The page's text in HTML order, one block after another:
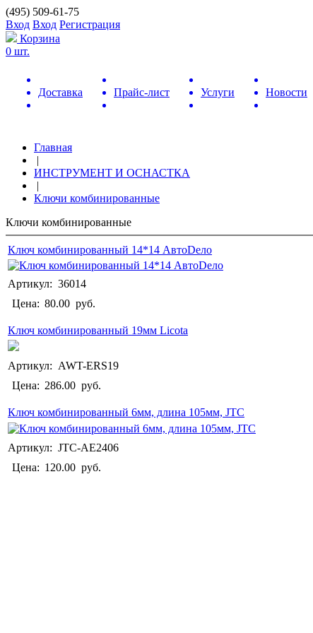
(495) 509-61-75
Вход Вход Регистрация
Корзина
0 шт.
Доставка Прайс-лист Услуги Новости
Главная
|
ИНСТРУМЕНТ И ОСНАСТКА
|
Ключи комбинированные
Ключи комбинированные
Ключ комбинированный 14*14 АвтоDело
Артикул: 36014
Цена: 80.00 руб.
Ключ комбинированный 19мм Licota
Артикул: AWT-ERS19
Цена: 286.00 руб.
Ключ комбинированный 6мм, длина 105мм, JTC
Артикул: JTC-AE2406
Цена: 120.00 руб.